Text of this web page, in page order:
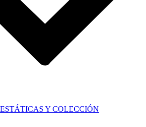
Y COLECCIÓN